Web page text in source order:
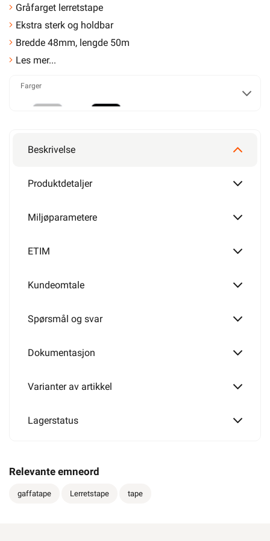
Gråfarget lerretstape
Ekstra sterk og holdbar
Bredde 48mm, lengde 50m
Les mer...
Farger
Beskrivelse
Produktdetaljer
Miljøparametere
ETIM
Kundeomtale
Spørsmål og svar
Dokumentasjon
Varianter av artikkel
Lagerstatus
Relevante emneord
gaffatape Lerretstape tape